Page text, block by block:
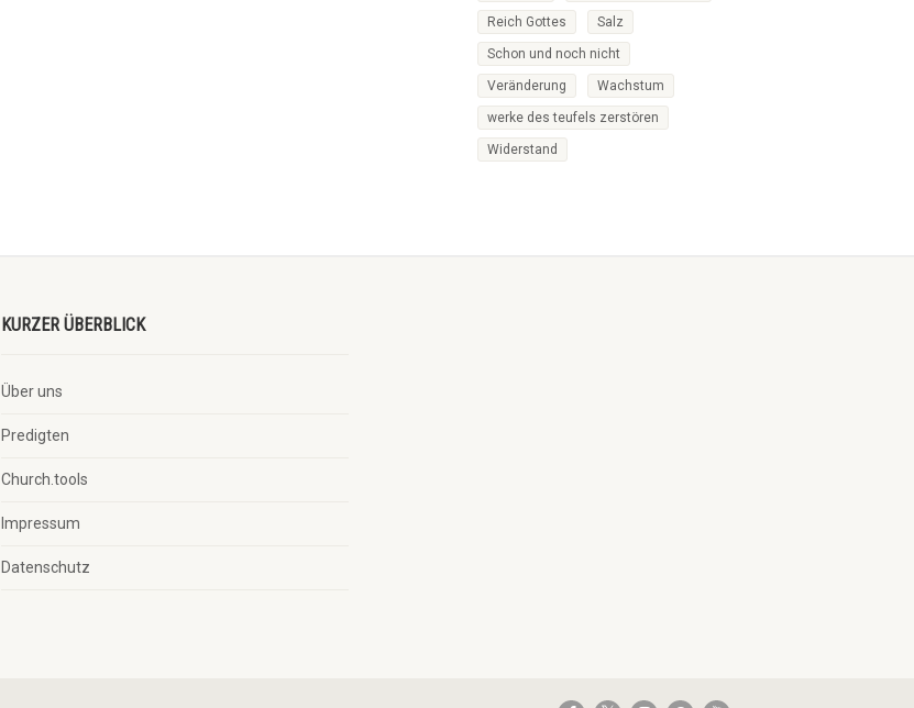
Reich Gottes Salz
Schon und noch nicht
Veränderung Wachstum
werke des teufels zerstören
Widerstand
KURZER ÜBERBLICK
Über uns
Predigten
Church.tools
Impressum
Datenschutz